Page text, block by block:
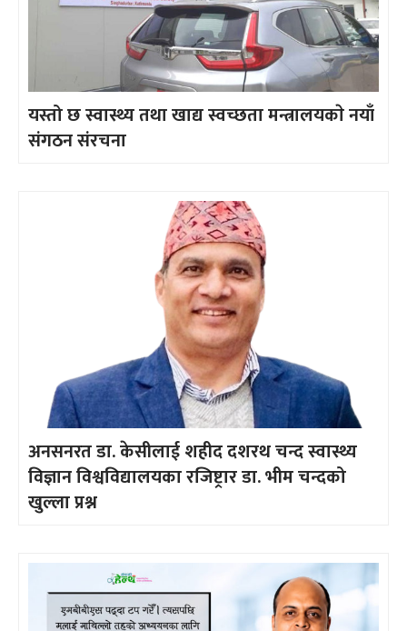
यस्तो छ स्वास्थ्य तथा खाद्य स्वच्छता मन्त्रालयकाे नयाँ
संगठन संरचना
अनसनरत डा. केसीलाई शहीद दशरथ चन्द स्वास्थ्य
विज्ञान विश्वविद्यालयका रजिष्ट्रार डा. भीम चन्दको
खुल्ला प्रश्न